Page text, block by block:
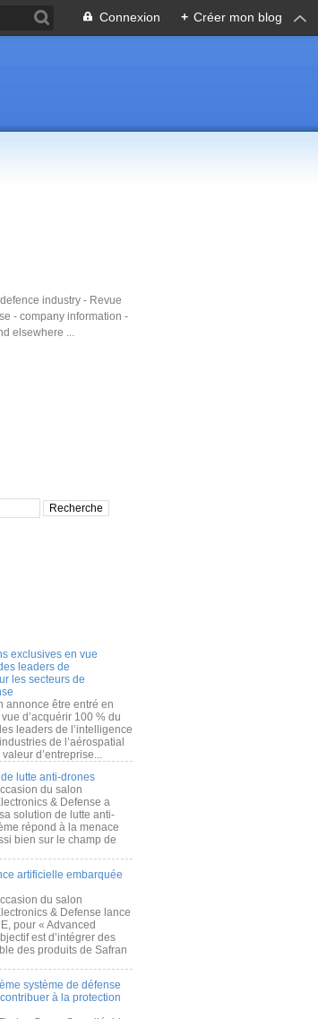
Connexion + Créer mon blog
industry - Revue
- company information -
elsewhere ...
exclusives en vue
leaders de
les secteurs de
annonce être entré en
d’acquérir 100 % du
leaders de l’intelligence
de l’aérospatial
d’entreprise...
lutte anti-drones
du salon
& Defense a
solution de lutte anti-
répond à la menace
bien sur le champ de
artificielle embarquée
du salon
& Defense lance
pour « Advanced
est d’intégrer des
des produits de Safran
système de défense
à la protection